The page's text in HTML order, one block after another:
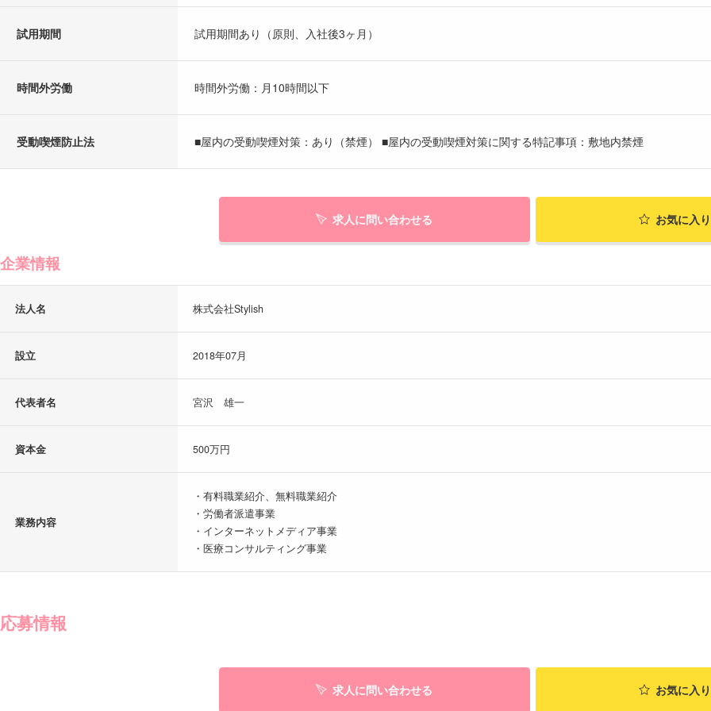
試用期間 試用期間あり（原則、入社後3ヶ月）
時間外労働 時間外労働：月10時間以下
受動喫煙防止法 ■屋内の受動喫煙対策：あり（禁煙） ■屋内の受動喫煙対策に関する特記事項：敷地内禁煙
求人に問い合わせる お気に入
企業情報
法人名 株式会社Stylish
設立 2018年07月
代表者名 宮沢 雄一
資本金 500万円
業務内容
・有料職業紹介、無料職業紹介
・労働者派遣事業
・インターネットメディア事業
・医療コンサルティング事業
応募情報
求人に問い合わせる お気に入